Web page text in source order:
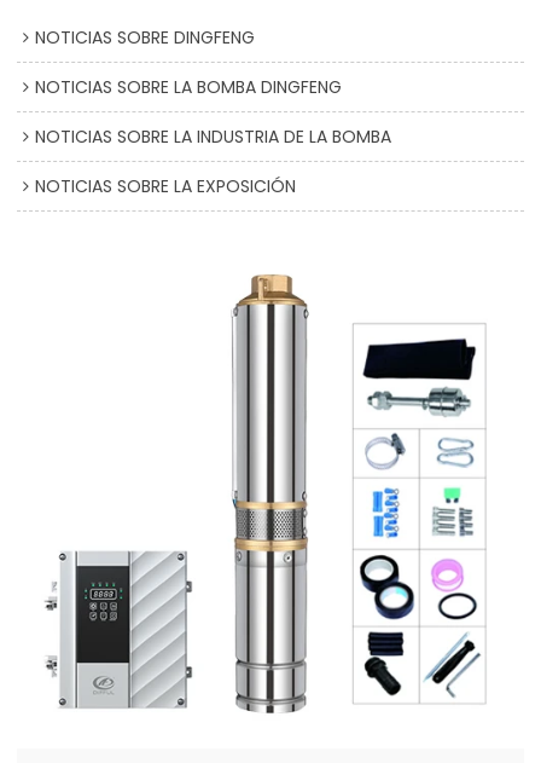
NOTICIAS SOBRE DINGFENG
NOTICIAS SOBRE LA BOMBA DINGFENG
NOTICIAS SOBRE LA INDUSTRIA DE LA BOMBA
NOTICIAS SOBRE LA EXPOSICIÓN